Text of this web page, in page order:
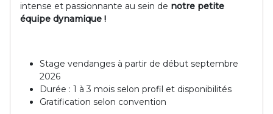
intense et passionnante au sein de notre petite
équipe dynamique !
Stage vendanges à partir de début septembre
2026
Durée : 1 à 3 mois selon profil et disponibilités
Gratification selon convention